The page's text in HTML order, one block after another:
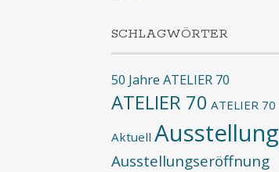
SCHLAGWÖRTER
50 Jahre ATELIER 70
ATELIER 70 ATELIER 70
Aktuell Ausstellung
Ausstellungseröffnung